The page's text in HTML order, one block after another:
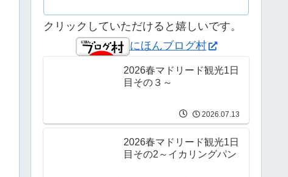
クリックしていただけると嬉しいです。
にほんブログ村
2026春マドリード観光1日
目その３～
2026.07.13
2026春マドリード観光1日
目その2～イカリングパン